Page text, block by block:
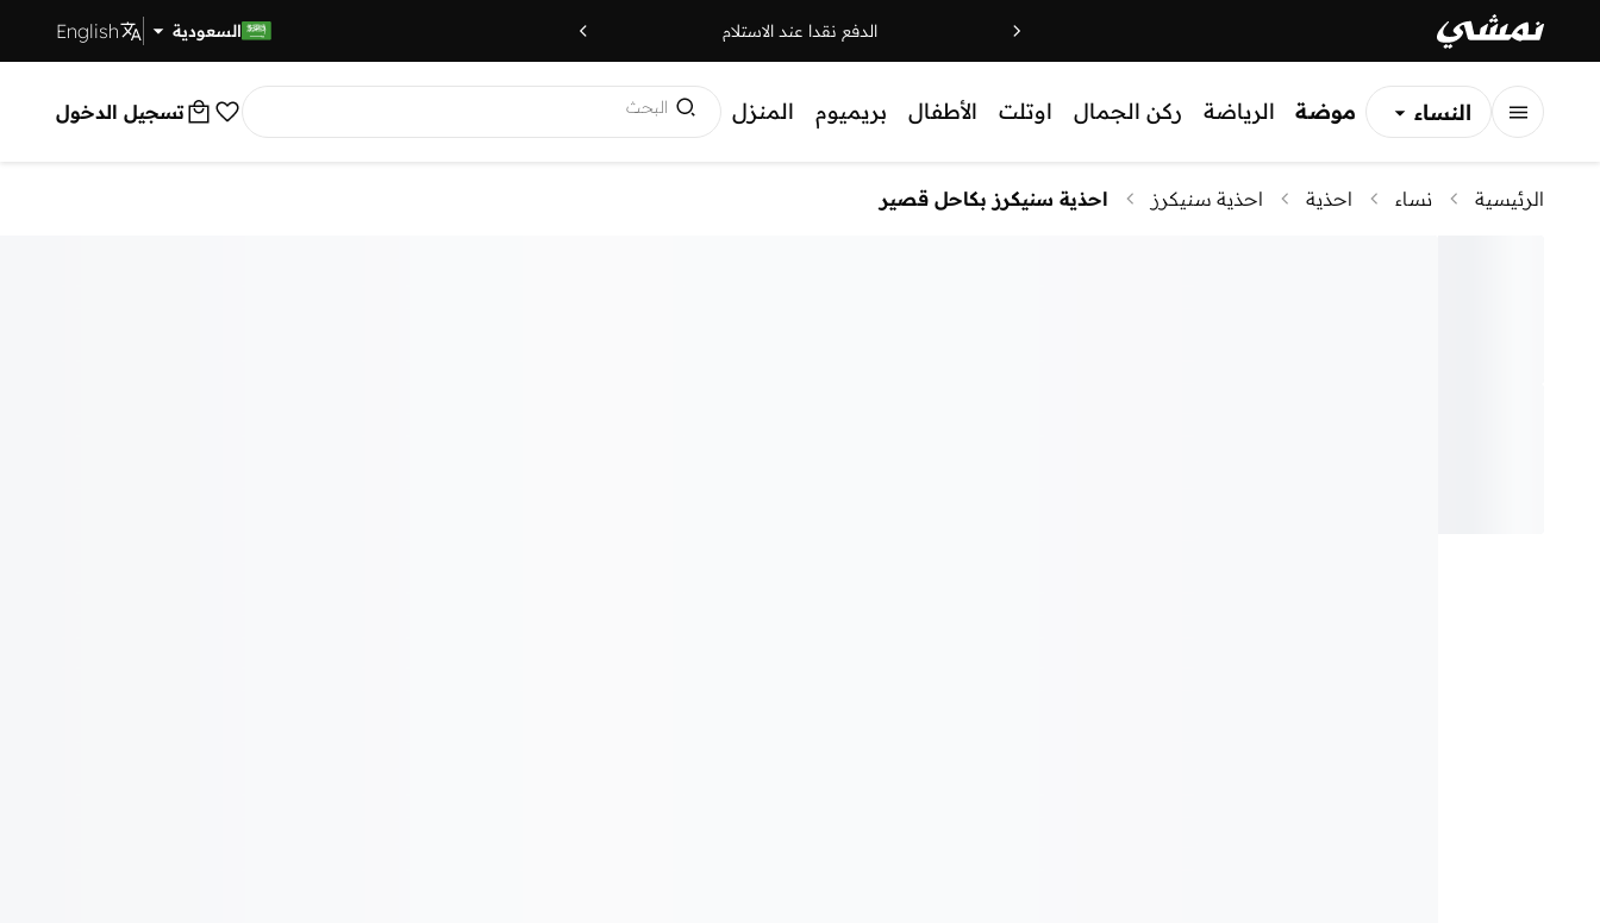
الدفع نقدا عند الاستلام توصيل سريع السعودية English
النساء
موضة الرياضة ركن الجمال اوتلت الأطفال بريميوم المنزل البحث تسجيل الدخول
الرئيسية نساء احذية احذية سنيكرز احذية سنيكرز بكاحل قصير